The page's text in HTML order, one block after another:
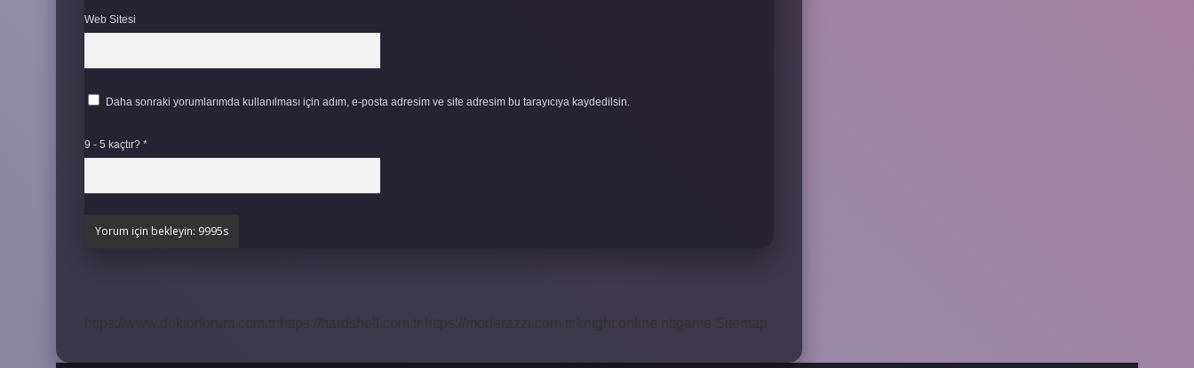
Web Sitesi
Daha sonraki yorumlarımda kullanılması için adım, e-posta adresim ve site adresim bu tarayıcıya kaydedilsin.
9 - 5 kaçtır? *
https://www.doktorforum.com.tr https://hardshell.com.tr https://modarazzi.com.tr knight online nttgame Sitemap